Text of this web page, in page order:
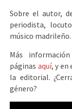
Sobre el autor,
periodista,
músico madrileño.
Más
páginas aquí, y en
la editorial.
género?